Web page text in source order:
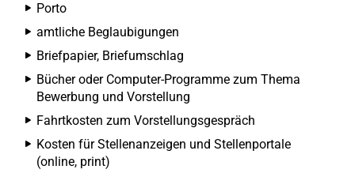
Porto
amtliche Beglaubigungen
Briefpapier, Briefumschlag
Bücher oder Computer-Programme zum Thema
Bewerbung und Vorstellung
Fahrtkosten zum Vorstellungsgespräch
Kosten für Stellenanzeigen und Stellenportale
(online, print)